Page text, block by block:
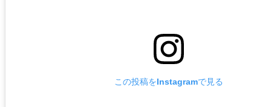
この投稿をInstagramで見る